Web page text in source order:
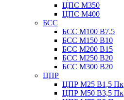
ЦПС М350
ЦПС М400
БСС
БСС М100 B7,5
БСС М150 B10
БСС М200 B15
БСС М250 B20
БСС М300 B20
ЦПР
ЦПР М25 B1,5 Пк
ЦПР М50 B3,5 Пк